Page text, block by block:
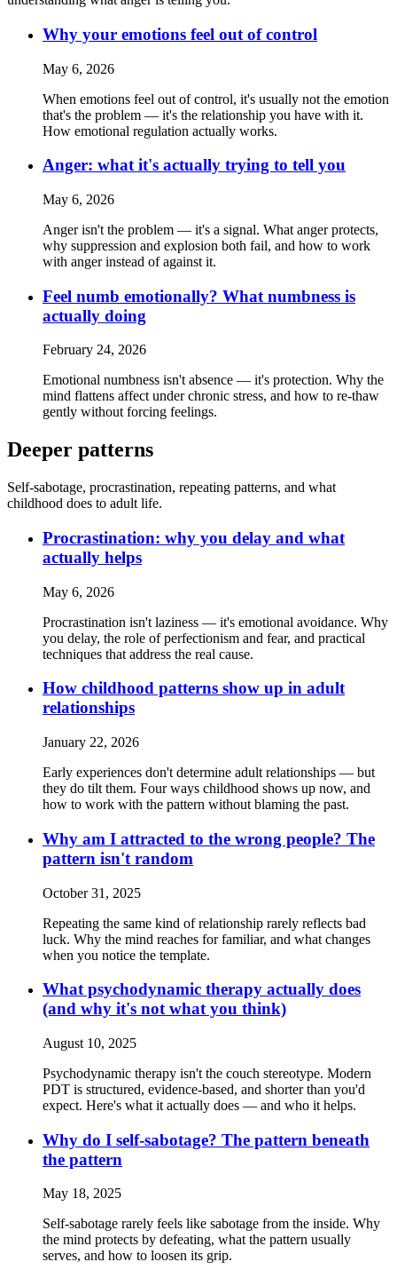
Why your emotions feel out of control
May 6, 2026
When emotions feel out of control, it's usually not the emotion
that's the problem — it's the relationship you have with it.
How emotional regulation actually works.
Anger: what it's actually trying to tell you
May 6, 2026
Anger isn't the problem — it's a signal. What anger protects,
why suppression and explosion both fail, and how to work
with anger instead of against it.
Feel numb emotionally? What numbness is
actually doing
February 24, 2026
Emotional numbness isn't absence — it's protection. Why the
mind flattens affect under chronic stress, and how to re-thaw
gently without forcing feelings.
Deeper patterns
Self-sabotage, procrastination, repeating patterns, and what
childhood does to adult life.
Procrastination: why you delay and what
actually helps
May 6, 2026
Procrastination isn't laziness — it's emotional avoidance. Why
you delay, the role of perfectionism and fear, and practical
techniques that address the real cause.
How childhood patterns show up in adult
relationships
January 22, 2026
Early experiences don't determine adult relationships — but
they do tilt them. Four ways childhood shows up now, and
how to work with the pattern without blaming the past.
Why am I attracted to the wrong people? The
pattern isn't random
October 31, 2025
Repeating the same kind of relationship rarely reflects bad
luck. Why the mind reaches for familiar, and what changes
when you notice the template.
What psychodynamic therapy actually does
(and why it's not what you think)
August 10, 2025
Psychodynamic therapy isn't the couch stereotype. Modern
PDT is structured, evidence-based, and shorter than you'd
expect. Here's what it actually does — and who it helps.
Why do I self-sabotage? The pattern beneath
the pattern
May 18, 2025
Self-sabotage rarely feels like sabotage from the inside. Why
the mind protects by defeating, what the pattern usually
serves, and how to loosen its grip.